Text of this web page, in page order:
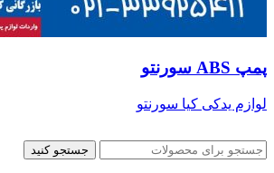
پمپ ABS سورنتو
لوازم یدکی کیا سورنتو
جستجو کنید